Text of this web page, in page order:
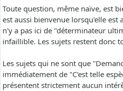
Toute question, même naïve, est
est aussi bienvenue lorsqu'elle est
n'y a pas ici de "déterminateur
infaillible. Les sujets restent donc
Les sujets qui ne sont que
immédiatement de "C'est telle
présentent strictement aucun